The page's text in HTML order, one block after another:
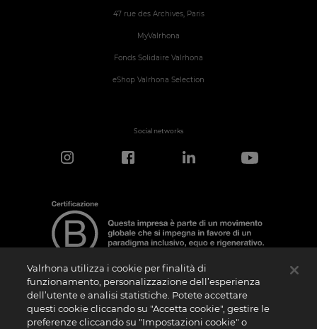
47 rue des Archives, Paris
MyValrhona
Fonds Solidaire Valrhona
eShop Valrhona Selection
Social networks
Nota sulla Certificazione
La “Certificazione B Corporation” è un logo che viene concesso in licenza da B Lab,
ente privato no profit, alle aziende che, come la nostra, hanno superato con
Valrhona utilizza i cookie per finalità di
funzionamento, personalizzazione dell’esperienza
dell’utente e analisi statistiche. Potete accettare
questi cookie cliccando su "Accetta cookie", gestire le
preferenze cliccando su "Impostazioni cookie" o